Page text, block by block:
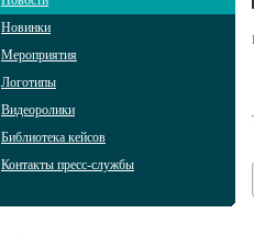
Новинки
Мероприятия
Логотипы
Видеоролики
Библиотека кейсов
Контакты пресс-службы